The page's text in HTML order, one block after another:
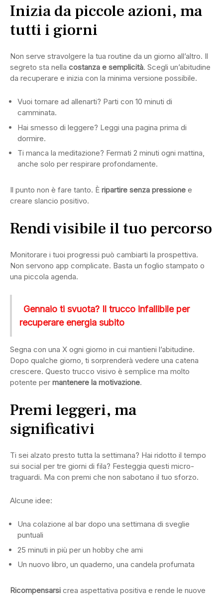
Inizia da piccole azioni, ma
tutti i giorni
Non serve stravolgere la tua routine da un giorno all’altro. Il
segreto sta nella costanza e semplicità. Scegli un’abitudine
da recuperare e inizia con la minima versione possibile.
Vuoi tornare ad allenarti? Parti con 10 minuti di
camminata.
Hai smesso di leggere? Leggi una pagina prima di
dormire.
Ti manca la meditazione? Fermati 2 minuti ogni mattina,
anche solo per respirare profondamente.
Il punto non è fare tanto. È ripartire senza pressione e
creare slancio positivo.
Rendi visibile il tuo percorso
Monitorare i tuoi progressi può cambiarti la prospettiva.
Non servono app complicate. Basta un foglio stampato o
una piccola agenda.
Gennaio ti svuota? Il trucco infallibile per
recuperare energia subito
Segna con una X ogni giorno in cui mantieni l’abitudine.
Dopo qualche giorno, ti sorprenderà vedere una catena
crescere. Questo trucco visivo è semplice ma molto
potente per mantenere la motivazione.
Premi leggeri, ma
significativi
Ti sei alzato presto tutta la settimana? Hai ridotto il tempo
sui social per tre giorni di fila? Festeggia questi micro-
traguardi. Ma con premi che non sabotano il tuo sforzo.
Alcune idee:
Una colazione al bar dopo una settimana di sveglie
puntuali
25 minuti in più per un hobby che ami
Un nuovo libro, un quaderno, una candela profumata
Ricompensarsi crea aspettativa positiva e rende le nuove